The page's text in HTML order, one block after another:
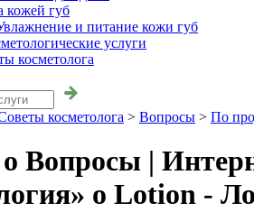
кожей губ
и питание кожи губ
услуги
косметолога
косметолога > Вопросы > По
Вопросы |
o Lotion -